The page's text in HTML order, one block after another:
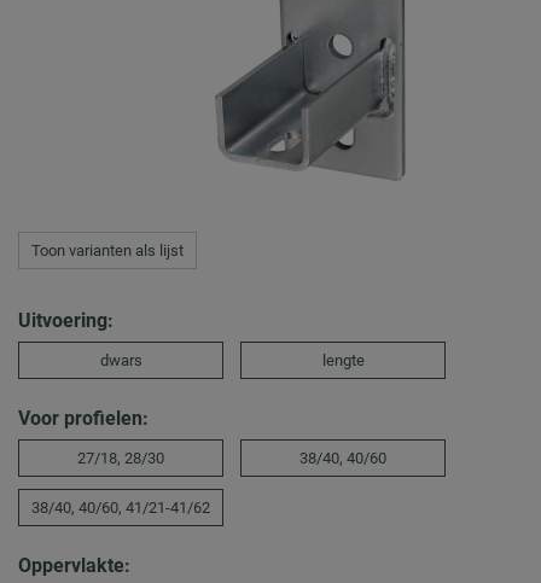
Toon varianten als lijst
Uitvoering:
dwars lengte
Voor profielen:
27/18, 28/30 38/40, 40/60
38/40, 40/60, 41/21-41/62
Oppervlakte: